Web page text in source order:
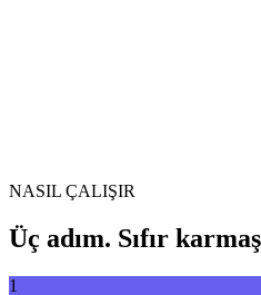
NASIL ÇALIŞIR
Üç adım. Sıfır
1